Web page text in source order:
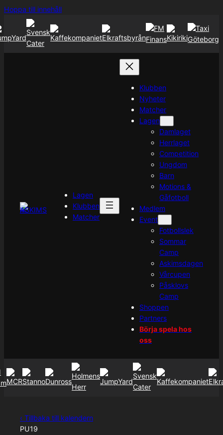
Hoppa till innehållHoppa
Lagen
Klubben
Matcher
Klubben
Nyheter
Matcher
Lagen
Damlaget
Herrlaget
Competition
Ungdom
Barn
Motions &
Gåfotboll
Medlem
Event
Fotbollslek
Sommar
Camp
Askimsdagen
Vårcupen
Påsklovs
Camp
Shoppen
Partners
Börja spela hos
oss
‹ Tillbaka till kalendern
PU19